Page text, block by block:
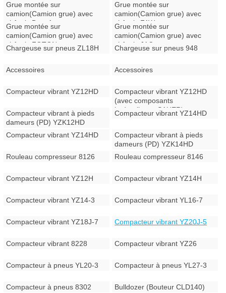
Grue montée sur
camion(Camion grue) avec
châssis Dongfeng
Grue montée sur
camion(Camion grue) avec
châssis FAW
Grue montée sur
camion(Camion grue) avec
châssis FOTON
Grue montée sur
camion(Camion grue) avec
châssis JAC
Chargeuse sur pneus ZL18H Chargeuse sur pneus 948
Accessoires Accessoires
Compacteur vibrant YZ12HD
Compacteur vibrant YZ12HD
(avec composants
hydrauliques SAUER)
Compacteur vibrant à pieds
dameurs (PD) YZK12HD
Compacteur vibrant YZ14HD
Compacteur vibrant YZ14HD
Compacteur vibrant à pieds
dameurs (PD) YZK14HD
Rouleau compresseur 8126
Rouleau compresseur 8146
Compacteur vibrant YZ12H Compacteur vibrant YZ14H
Compacteur vibrant YZ14-3 Compacteur vibrant YL16-7
Compacteur vibrant YZ18J-7 Compacteur vibrant YZ20J-5
Compacteur vibrant 8228 Compacteur vibrant YZ26
Compacteur à pneus YL20-3 Compacteur à pneus YL27-3
Compacteur à pneus 8302 Bulldozer (Bouteur CLD140)